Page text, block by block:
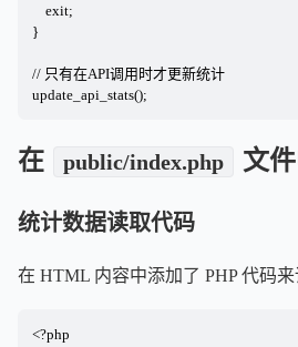
    exit;
}
// 只有在API调用时才更新统计
update_api_stats();
在 public/index.php 文
统计数据读取代码
在 HTML 内容中添加了 PHP 代码来
<?php